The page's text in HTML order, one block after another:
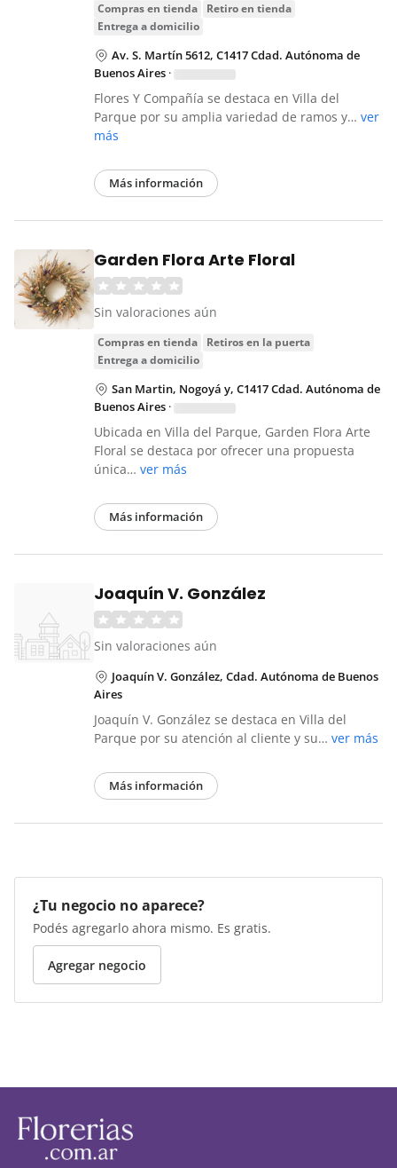
compras en tienda
retiro en tienda
entrega a domicilio
Av. S. Martín 5612, C1417 Cdad. Autónoma de
Buenos Aires ·
Flores Y Compañía se destaca en Villa del
Parque por su amplia variedad de ramos y… ver
más
Más información
Garden Flora Arte Floral
Sin valoraciones aún
compras en tienda
retiros en la puerta
entrega a domicilio
San Martin, Nogoyá y, C1417 Cdad. Autónoma de
Buenos Aires ·
Ubicada en Villa del Parque, Garden Flora Arte
Floral se destaca por ofrecer una propuesta
única… ver más
Más información
Joaquín V. González
Sin valoraciones aún
Joaquín V. González, Cdad. Autónoma de Buenos
Aires
Joaquín V. González se destaca en Villa del
Parque por su atención al cliente y su… ver más
Más información
¿Tu negocio no aparece?
Podés agregarlo ahora mismo. Es gratis.
Agregar negocio